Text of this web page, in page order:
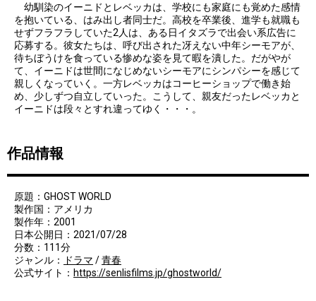
幼馴染のイーニドとレベッカは、学校にも家庭にも覚めた感情
を抱いている、はみ出し者同士だ。高校を卒業後、進学も就職も
せずフラフラしていた2人は、ある日イタズラで出会い系広告に
応募する。彼女たちは、呼び出された冴えない中年シーモアが、
待ちぼうけを食っている惨めな姿を見て暇を潰した。だがやが
て、イーニドは世間になじめないシーモアにシンパシーを感じて
親しくなっていく。一方レベッカはコーヒーショップで働き始
め、少しずつ自立していった。こうして、親友だったレベッカと
イーニドは段々とすれ違ってゆく・・・。
作品情報
原題：GHOST WORLD
製作国：アメリカ
製作年：2001
日本公開日：2021/07/28
分数：111分
ジャンル：
ドラマ /青春
公式サイト： https://senlisfilms.jp/ghostworld/